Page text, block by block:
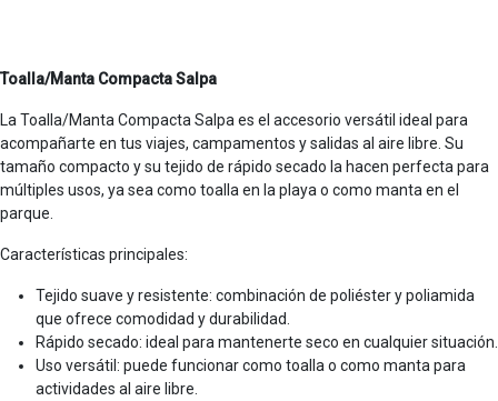
Toalla/Manta Compacta Salpa
La Toalla/Manta Compacta Salpa es el accesorio versátil ideal para
acompañarte en tus viajes, campamentos y salidas al aire libre. Su
tamaño compacto y su tejido de rápido secado la hacen perfecta para
múltiples usos, ya sea como toalla en la playa o como manta en el
parque.
Características principales:
Tejido suave y resistente: combinación de poliéster y poliamida
que ofrece comodidad y durabilidad.
Rápido secado: ideal para mantenerte seco en cualquier situación.
Uso versátil: puede funcionar como toalla o como manta para
actividades al aire libre.